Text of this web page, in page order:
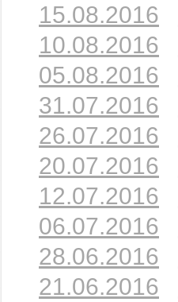
15.08.2016
10.08.2016
05.08.2016
31.07.2016
26.07.2016
20.07.2016
12.07.2016
06.07.2016
28.06.2016
21.06.2016